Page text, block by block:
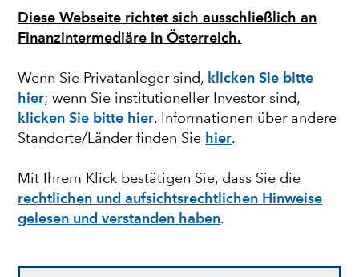
Diese Webseite richtet sich ausschließlich an
Finanzintermediäre in Österreich.
Wenn Sie Privatanleger sind, klicken Sie bitte
hier; wenn Sie institutioneller Investor sind,
klicken Sie bitte hier. Informationen über andere
Standorte/Länder finden Sie hier.
Mit Ihrem Klick bestätigen Sie, dass Sie die
rechtlichen und aufsichtsrechtlichen Hinweise
gelesen und verstanden haben.
ANLEIHEN
Anleihen bei der
Capital Group:
Berechenbare